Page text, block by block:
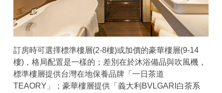
訂房時可選擇標準樓層(2-8樓)或加價的豪華樓層(9-14
樓)，格局配置是一樣的；差別在於沐浴備品與吹風機，
標準樓層提供台灣在地保養品牌「一日茶道
TEAORY」；豪華樓層提供「義大利BVLGARI白茶系